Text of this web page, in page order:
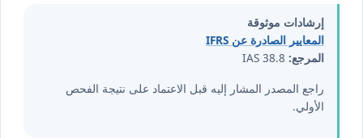
إرشادات موثوقة
المعايير الصادرة عن IFRS
المرجع:
راجع المصدر المشار إليه قبل الاعتماد على نتيجة الفحص
الأولي.